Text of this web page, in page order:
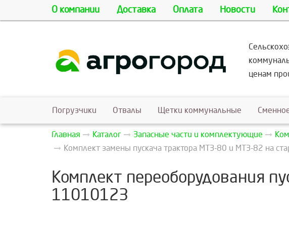
О компании Доставка Оплата Новости
ценам
Погрузчики Отвалы Щетки коммунальные
Главная Каталог Запасные части и комплектующие
Комплект замены пускача трактора МТЗ-80 и МТЗ-82 на
Комплект переоборудования
11010123